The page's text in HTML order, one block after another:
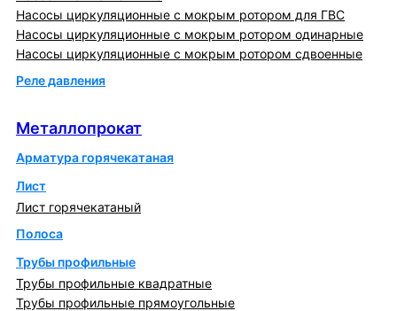
Насосы циркуляционные с мокрым ротором для ГВС
Насосы циркуляционные с мокрым ротором одинарные
Насосы циркуляционные с мокрым ротором сдвоенные
Реле давления
Металлопрокат
Арматура горячекатаная
Лист
Лист горячекатаный
Полоса
Трубы профильные
Трубы профильные квадратные
Трубы профильные прямоугольные